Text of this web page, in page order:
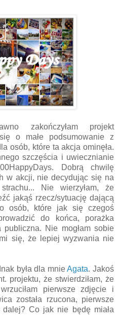
zakończyłam projekt
o małe podsumowanie z
osób, które ta akcja ominęła.
szczęścia i uwiecznianie
Dobrą chwilę
w akcji, nie decydując się na
Nie wierzyłam, że
jakąś rzecz/sytuację dającą
osób, które jak się czegoś
do końca, porażka
publiczna. Nie mogłam sobie
się, że lepiej wyzwania nie
była dla mnieAgata. Jakoś
projektu, że stwierdziłam, że
pierwsze zdjęcie i
została rzucona, pierwsze
Co jak nie będę miała